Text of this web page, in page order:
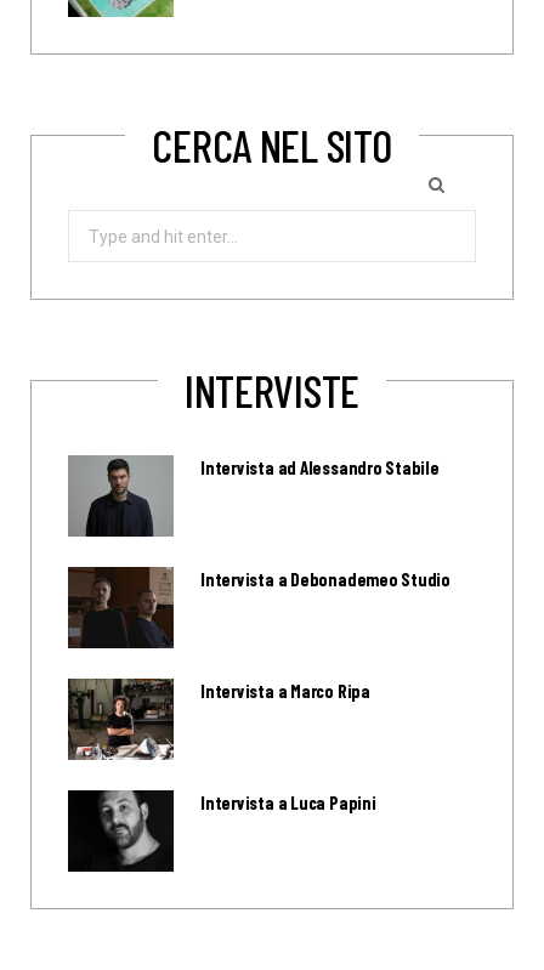
CERCA NEL SITO
INTERVISTE
Intervista ad Alessandro Stabile
Intervista a Debonademeo Studio
Intervista a Marco Ripa
Intervista a Luca Papini